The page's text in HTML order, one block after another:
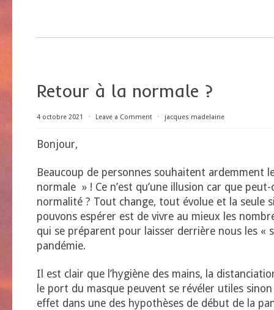
Retour à la normale ?
4 octobre 2021 ⋅ Leave a Comment ⋅ jacques madelaine
Bonjour,
Beaucoup de personnes souhaitent ardemment
normale » ! Ce n’est qu’une illusion car que
normalité ? Tout change, tout évolue et la seule
pouvons espérer est de vivre au mieux les
qui se préparent pour laisser derrière nous les «
pandémie.
Il est clair que l’hygiène des mains, la
le port du masque peuvent se révéler utiles
effet dans une des hypothèses de début de la